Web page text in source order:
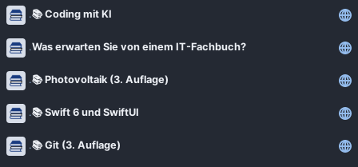
📚 Coding mit KI
Was erwarten Sie von einem IT-Fachbuch?
📚 Photovoltaik (3. Auflage)
📚 Swift 6 und SwiftUI
📚 Git (3. Auflage)